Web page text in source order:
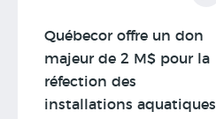
Québecor offre un don
majeur de 2 M$ pour la
réfection des
installations aquatiques